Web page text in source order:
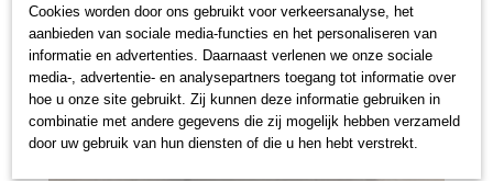
Cookies worden door ons gebruikt voor verkeersanalyse, het
aanbieden van sociale media-functies en het personaliseren van
informatie en advertenties. Daarnaast verlenen we onze sociale
media-, advertentie- en analysepartners toegang tot informatie over
hoe u onze site gebruikt. Zij kunnen deze informatie gebruiken in
combinatie met andere gegevens die zij mogelijk hebben verzameld
door uw gebruik van hun diensten of die u hen hebt verstrekt.